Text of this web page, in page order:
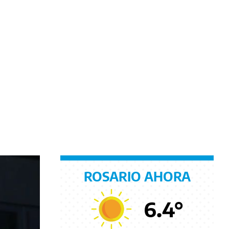
ROSARIO AHORA
6.4°